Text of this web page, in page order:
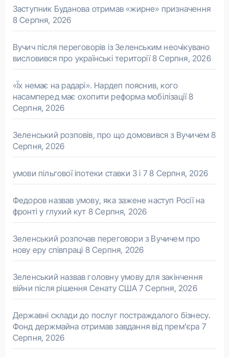
Заступник Буданова отримав «жирне» призначення
8 Серпня, 2026
Вучич після переговорів із Зеленським неочікувано
висловився про українські території 8 Серпня, 2026
«Їх немає на радарі». Нардеп пояснив, кого
насамперед має охопити реформа мобілізації 8
Серпня, 2026
Зеленський розповів, про що домовився з Вучичем 8
Серпня, 2026
умови пільгової іпотеки ставки 3 і 7 8 Серпня, 2026
Федоров назвав умову, яка зажене наступ Росії на
фронті у глухий кут 8 Серпня, 2026
Зеленський розпочав переговори з Вучичем про
нову еру співпраці 8 Серпня, 2026
Зеленський назвав головну умову для закінчення
війни після рішення Сенату США 7 Серпня, 2026
Державні склади до послуг постраждалого бізнесу.
Фонд держмайна отримав завдання від прем’єра 7
Серпня, 2026